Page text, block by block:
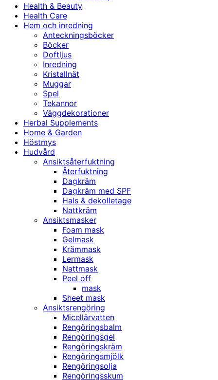
Health & Beauty
Health Care
Hem och inredning
Anteckningsböcker
Böcker
Doftljus
Inredning
Kristallnät
Muggar
Spel
Tekannor
Väggdekorationer
Herbal Supplements
Home & Garden
Höstmys
Hudvård
Ansiktsåterfuktning
Återfuktning
Dagkräm
Dagkräm med SPF
Hals & dekolletage
Nattkräm
Ansiktsmasker
Foam mask
Gelmask
Krämmask
Lermask
Nattmask
Peel off
mask
Sheet mask
Ansiktsrengöring
Micellärvatten
Rengöringsbalm
Rengöringsgel
Rengöringskräm
Rengöringsmjölk
Rengöringsolja
Rengöringsskum